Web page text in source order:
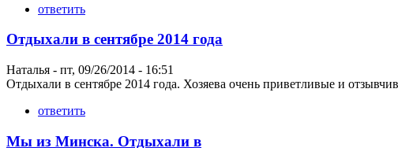
ответить
Отдыхали в сентябре 2014 года
Наталья - пт, 09/26/2014 - 16:51
Отдыхали в сентябре 2014 года. Хозяева очень приветливые и
ответить
Мы из Минска. Отдыхали в